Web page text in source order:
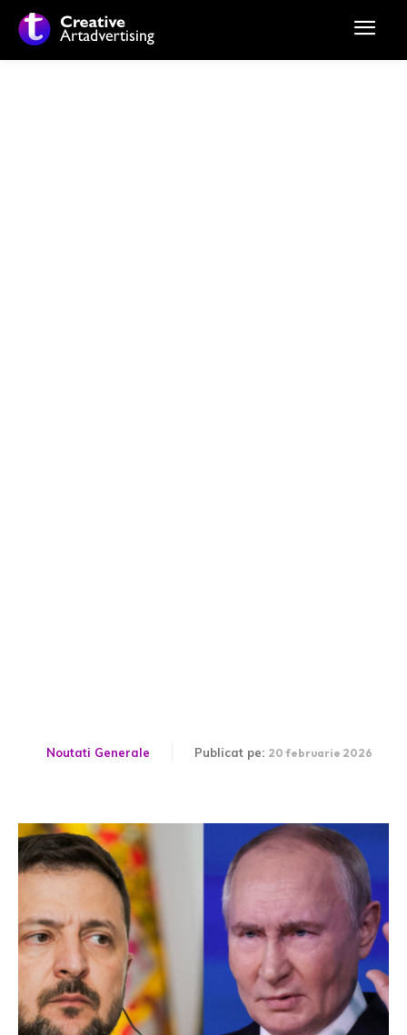
Noutati Generale Publicat pe: 20 februarie 2026